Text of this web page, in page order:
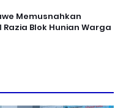
Memusnahkan
Blok Hunian Warga